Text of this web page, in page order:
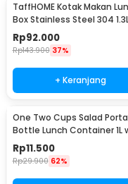
TaffHOME Kotak Makan
Box Stainless Steel 304
Grid - U-4
Rp92.000
Rp143.900 37%
+ Keranjang
One Two Cups Salad
Bottle Lunch Container 1L
Fork - RF20
Rp11.500
Rp29.900 62%